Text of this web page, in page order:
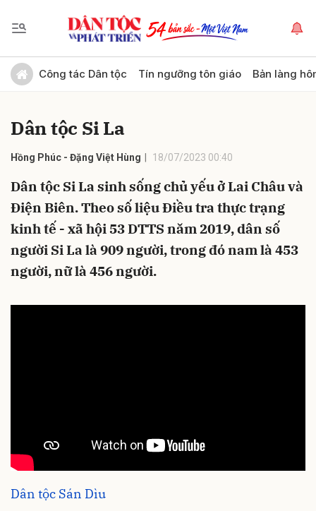
Công tác Dân tộc Tín ngưỡng tôn giáo Bản làng
Dân tộc Si La
Hồng Phúc - Đặng Việt Hùng 18/07/2023 00:40
Dân tộc Si La sinh sống chủ yếu ở Lai Châu và
Điện Biên. Theo số liệu Điều tra thực trạng
kinh tế - xã hội 53 DTTS năm 2019, dân số
người Si La là 909 người, trong đó nam là 453
người, nữ là 456 người.
Dân tộc Sán Dìu
Gửi bình luận
Hủy Gửi